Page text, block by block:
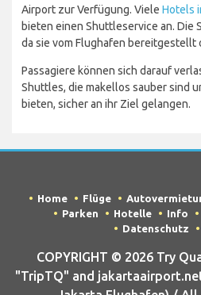
Airport zur Verfügung. Viele Hotels
bieten einen Shuttleservice an. Die
da sie vom Flughafen bereitgestellt
Passagiere können sich darauf
Shuttles, die makellos sauber sind
bieten, sicher an ihr Ziel gelangen.
Home Flüge
Parken
Hotelle Info
Datenschutz
COPYRIGHT © 2026 Try
"TripTQ" and